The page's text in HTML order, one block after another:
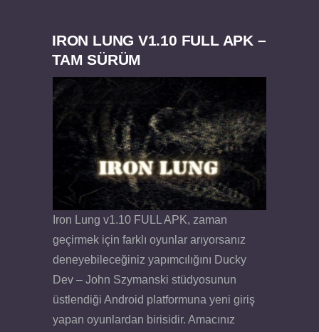
Dream Road Multiplayer v1.4.2 PARA HİLELİ
Felix the Reaper v1.25 FULL APK
IRON LUNG V1.10 FULL APK –
TAM SÜRÜM
Iron Lung v1.10 FULL APK, zaman
geçirmek için farklı oyunlar arıyorsanız
deneyebileceğiniz yapımcılığını Ducky
Dev – John Szymanski stüdyosunun
üstlendiği Android platformuna yeni giriş
yapan oyunlardan birisidir. Amacınız